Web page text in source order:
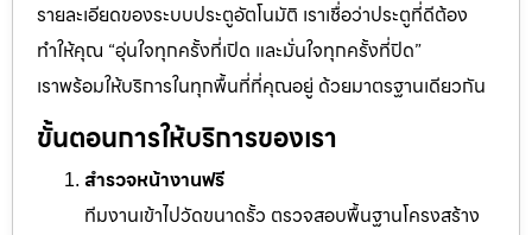
รายละเอียดของระบบประตูอัตโนมัติ เราเชื่อว่าประตูที่ดีต้อง
ทำให้คุณ “อุ่นใจทุกครั้งที่เปิด และมั่นใจทุกครั้งที่ปิด”
เราพร้อมให้บริการในทุกพื้นที่ที่คุณอยู่ ด้วยมาตรฐานเดียวกัน
ขั้นตอนการให้บริการของเรา
สำรวจหน้างานฟรี
ทีมงานเข้าไปวัดขนาดรั้ว ตรวจสอบพื้นฐานโครงสร้าง